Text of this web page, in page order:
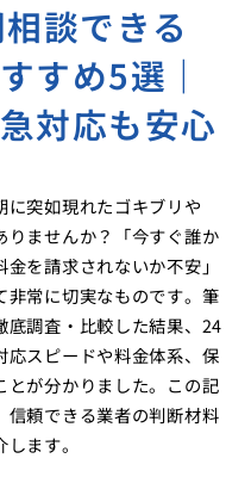
談できる
すめ5選｜
対応も安心
突如現れたゴキブリや
りませんか？「今すぐ誰か
を請求されないか不安」
非常に切実なものです。筆
底調査・比較した結果、24
応スピードや料金体系、保
が分かりました。この記
頼できる業者の判断材料
ます。